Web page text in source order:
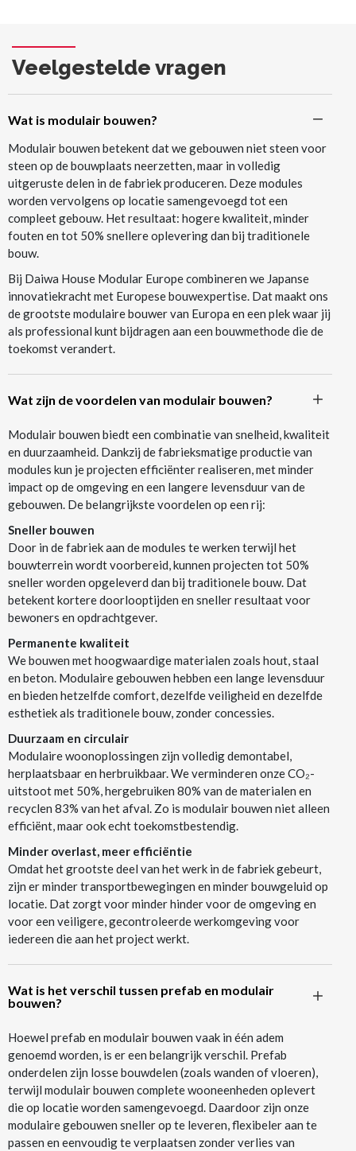
Veelgestelde vragen
Wat is modulair bouwen?
Modulair bouwen betekent dat we gebouwen niet steen voor
steen op de bouwplaats neerzetten, maar in volledig
uitgeruste delen in de fabriek produceren. Deze modules
worden vervolgens op locatie samengevoegd tot een
compleet gebouw. Het resultaat: hogere kwaliteit, minder
fouten en tot 50% snellere oplevering dan bij traditionele
bouw.
Bij Daiwa House Modular Europe combineren we Japanse
innovatiekracht met Europese bouwexpertise. Dat maakt ons
de grootste modulaire bouwer van Europa en een plek waar jij
als professional kunt bijdragen aan een bouwmethode die de
toekomst verandert.
Wat zijn de voordelen van modulair bouwen?
Modulair bouwen biedt een combinatie van snelheid, kwaliteit
en duurzaamheid. Dankzij de fabrieksmatige productie van
modules kun je projecten efficiënter realiseren, met minder
impact op de omgeving en een langere levensduur van de
gebouwen. De belangrijkste voordelen op een rij:
Sneller bouwen
Door in de fabriek aan de modules te werken terwijl het
bouwterrein wordt voorbereid, kunnen projecten tot 50%
sneller worden opgeleverd dan bij traditionele bouw. Dat
betekent kortere doorlooptijden en sneller resultaat voor
bewoners en opdrachtgever.
Permanente kwaliteit
We bouwen met hoogwaardige materialen zoals hout, staal
en beton. Modulaire gebouwen hebben een lange levensduur
en bieden hetzelfde comfort, dezelfde veiligheid en dezelfde
esthetiek als traditionele bouw, zonder concessies.
Duurzaam en circulair
Modulaire woonoplossingen zijn volledig demontabel,
herplaatsbaar en herbruikbaar. We verminderen onze CO₂-
uitstoot met 50%, hergebruiken 80% van de materialen en
recyclen 83% van het afval. Zo is modulair bouwen niet alleen
efficiënt, maar ook echt toekomstbestendig.
Minder overlast, meer efficiëntie
Omdat het grootste deel van het werk in de fabriek gebeurt,
zijn er minder transportbewegingen en minder bouwgeluid op
locatie. Dat zorgt voor minder hinder voor de omgeving en
voor een veiligere, gecontroleerde werkomgeving voor
iedereen die aan het project werkt.
Wat is het verschil tussen prefab en modulair
bouwen?
Hoewel prefab en modulair bouwen vaak in één adem
genoemd worden, is er een belangrijk verschil. Prefab
onderdelen zijn losse bouwdelen (zoals wanden of vloeren),
terwijl modulair bouwen complete wooneenheden oplevert
die op locatie worden samengevoegd. Daardoor zijn onze
modulaire gebouwen sneller op te leveren, flexibeler aan te
passen en eenvoudig te verplaatsen zonder verlies van